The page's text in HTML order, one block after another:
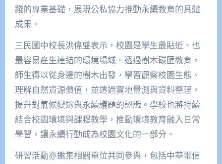
踐的專業基礎，展現公私協力推動永續教育的具體
成果。
三民國中校長洪偉盛表示，校園是學生最貼近、也
最容易產生連結的環境場域。透過樹木碳匯教育，
師生得以從身邊的樹木出發，學習觀察校園生態、
理解自然資源價值，並透過實地量測與資料整理，
提升對氣候變遷與永續議題的認識。學校也將持續
結合校園環境與課程教學，推動環境教育融入日常
學習，讓永續行動成為校園文化的一部分。
研習活動亦邀集相關單位共同參與，包括中華電信